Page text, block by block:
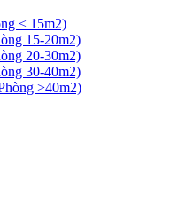
≤ 15m2)
15-20m2)
20-30m2)
30-40m2)
>40m2)